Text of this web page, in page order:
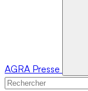
AGRA Presse